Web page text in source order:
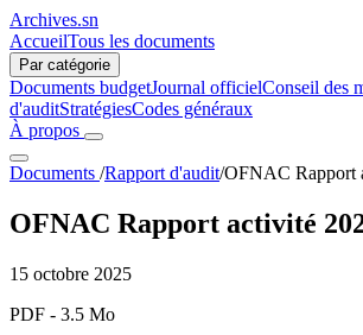
Archives.sn
AccueilTous les documents
Par catégorie
Documents budgetJournal officielConseil des
d'auditStratégiesCodes généraux
À propos
Documents /Rapport d'audit/OFNAC Rapport
OFNAC Rapport activité
15 octobre 2025
PDF - 3.5 Mo